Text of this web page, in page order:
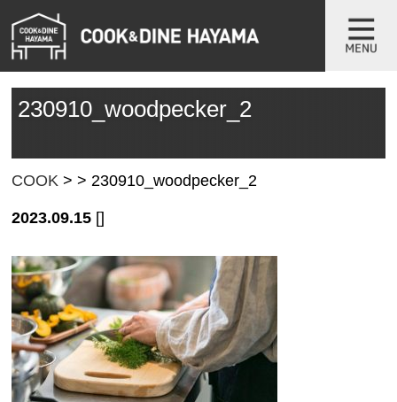
230910_woodpecker_2
COOK >> 230910_woodpecker_2
2023.09.15 []